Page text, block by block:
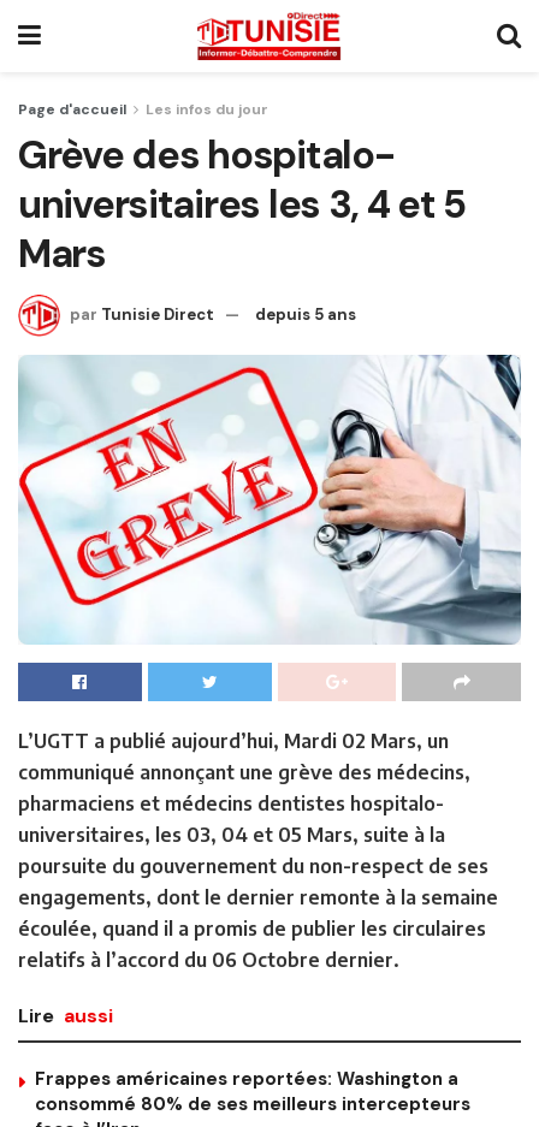
Page d'accueil Les infos du jour
Grève des hospitalo-
universitaires les 3, 4 et 5
Mars
par Tunisie Direct depuis 5 ans
L’UGTT a publié aujourd’hui, Mardi 02 Mars, un
communiqué annonçant une grève des médecins,
pharmaciens et médecins dentistes hospitalo-
universitaires, les 03, 04 et 05 Mars, suite à la
poursuite du gouvernement du non-respect de ses
engagements, dont le dernier remonte à la semaine
écoulée, quand il a promis de publier les circulaires
relatifs à l’accord du 06 Octobre dernier.
Lire aussi
Frappes américaines reportées: Washington a
consommé 80% de ses meilleurs intercepteurs